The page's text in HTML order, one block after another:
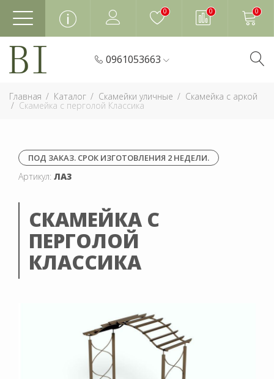
0 0 0
0961053663
Главная Каталог Скамейки уличные Скамейка с аркой
Скамейка с перголой Классика
ПОД ЗАКАЗ. СРОК ИЗГОТОВЛЕНИЯ 2 НЕДЕЛИ.
Артикул: ЛА3
СКАМЕЙКА С
ПЕРГОЛОЙ
КЛАССИКА